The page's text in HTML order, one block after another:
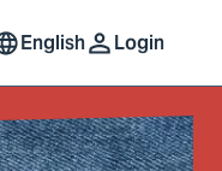
English Login